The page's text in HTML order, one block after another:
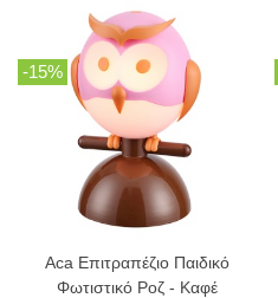
-15%
Aca Επιτραπέζιο Παιδικό
Φωτιστικό Ροζ - Καφέ